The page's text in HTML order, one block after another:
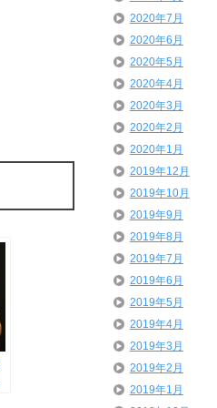
2020年7月
2020年6月
2020年5月
2020年4月
2020年3月
2020年2月
2020年1月
2019年12月
2019年10月
2019年9月
2019年8月
2019年7月
2019年6月
2019年5月
2019年4月
2019年3月
2019年2月
2019年1月